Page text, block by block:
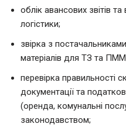
облік авансових звітів
логістики;
звірка з
матеріалів для ТЗ та
перевірка правильності
документації та
(оренда, комунальні
законодавством;